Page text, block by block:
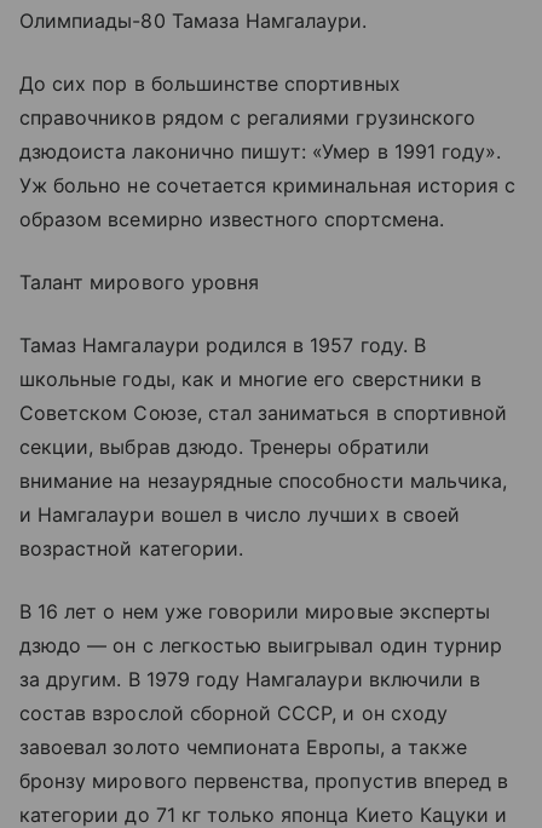
Олимпиады-80 Тамаза Намгалаури.
До сих пор в большинстве спортивных
справочников рядом с регалиями грузинского
дзюдоиста лаконично пишут: «Умер в 1991 году».
Уж больно не сочетается криминальная история с
образом всемирно известного спортсмена.
Талант мирового уровня
Тамаз Намгалаури родился в 1957 году. В
школьные годы, как и многие его сверстники в
Советском Союзе, стал заниматься в спортивной
секции, выбрав дзюдо. Тренеры обратили
внимание на незаурядные способности мальчика,
и Намгалаури вошел в число лучших в своей
возрастной категории.
В 16 лет о нем уже говорили мировые эксперты
дзюдо — он с легкостью выигрывал один турнир
за другим. В 1979 году Намгалаури включили в
состав взрослой сборной СССР, и он сходу
завоевал золото чемпионата Европы, а также
бронзу мирового первенства, пропустив вперед в
категории до 71 кг только японца Кието Кацуки и